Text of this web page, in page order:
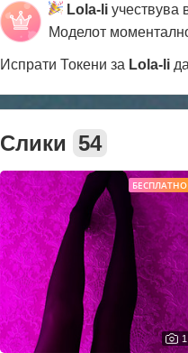
Lola-li учествува
Моделот
Испрати Токени за Lola-li
Слики 54
БЕСПЛАТНО
1